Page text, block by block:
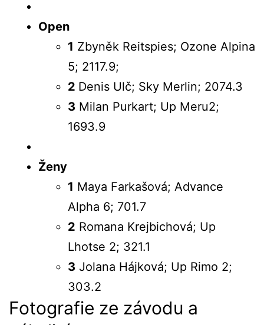
Open
1 Zbyněk Reitspies; Ozone Alpina
5; 2117.9;
2 Denis Ulč; Sky Merlin; 2074.3
3 Milan Purkart; Up Meru2;
1693.9
Ženy
1 Maya Farkašová; Advance
Alpha 6; 701.7
2 Romana Krejbichová; Up
Lhotse 2; 321.1
3 Jolana Hájková; Up Rimo 2;
303.2
Fotografie ze závodu a